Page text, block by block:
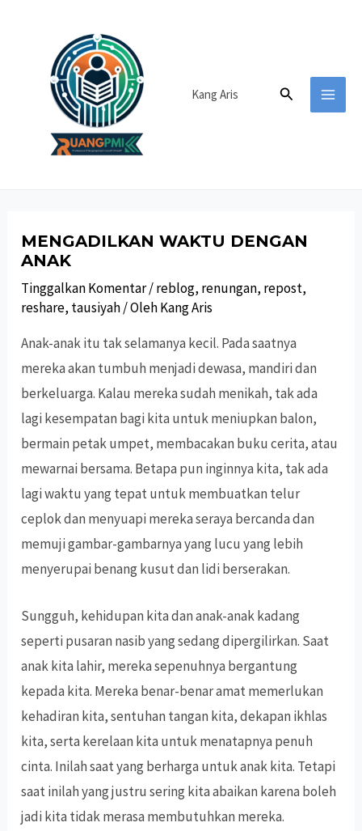
Kang Aris Cari
MENGADILKAN WAKTU DENGAN
ANAK
Tinggalkan Komentar/reblog, renungan, repost,
reshare, tausiyah/ OlehKang Aris
Anak-anak itu tak selamanya kecil. Pada saatnya
mereka akan tumbuh menjadi dewasa, mandiri dan
berkeluarga. Kalau mereka sudah menikah, tak ada
lagi kesempatan bagi kita untuk meniupkan balon,
bermain petak umpet, membacakan buku cerita, atau
mewarnai bersama. Betapa pun inginnya kita, tak ada
lagi waktu yang tepat untuk membuatkan telur
ceplok dan menyuapi mereka seraya bercanda dan
memuji gambar-gambarnya yang lucu yang lebih
menyerupai benang kusut dan lidi berserakan.
Sungguh, kehidupan kita dan anak-anak kadang
seperti pusaran nasib yang sedang dipergilirkan. Saat
anak kita lahir, mereka sepenuhnya bergantung
kepada kita. Mereka benar-benar amat memerlukan
kehadiran kita, sentuhan tangan kita, dekapan ikhlas
kita, serta kerelaan kita untuk menatapnya penuh
cinta. Inilah saat yang berharga untuk anak kita. Tetapi
saat inilah yang justru sering kita abaikan karena boleh
jadi kita tidak merasa membutuhkan mereka.